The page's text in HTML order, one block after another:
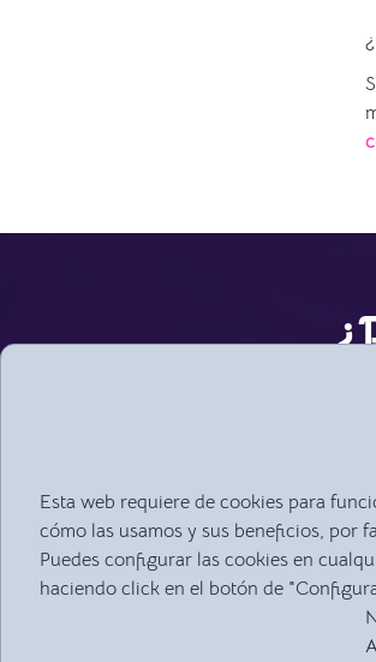
plataforma
Durante
Esta web requiere de cookies para
cómo las usamos y sus beneficios, por
Puedes configurar las cookies en
haciendo click en el botón de